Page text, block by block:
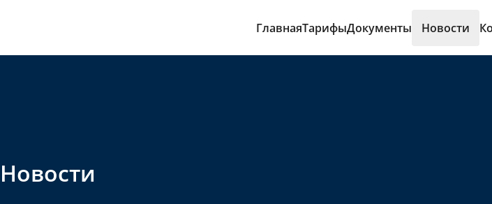
ГлавнаяТарифыДокументы Новости
Новости